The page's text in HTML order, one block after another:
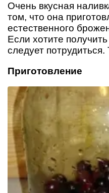
Очень вкусная
том, что она
естественного
Если хотите
следует
Приготовление